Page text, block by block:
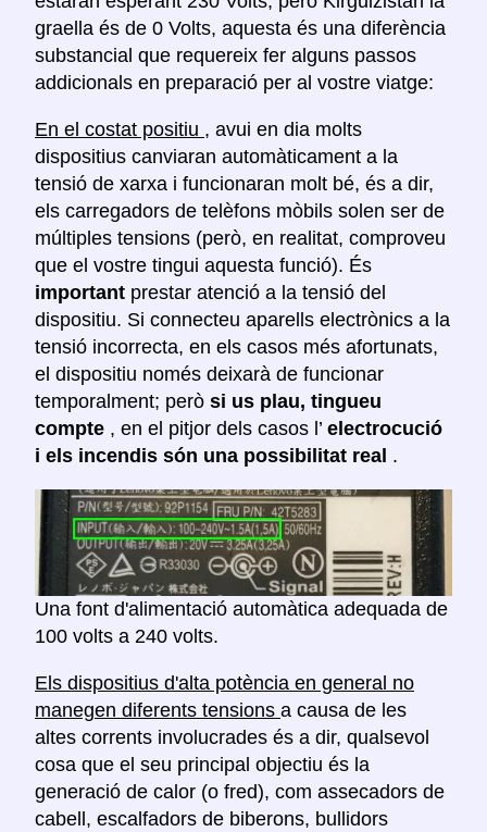
graella és de 0 Volts, aquesta és una diferència
substancial que requereix fer alguns passos
addicionals en preparació per al vostre viatge:
En el costat positiu , avui en dia molts
dispositius canviaran automàticament a la
tensió de xarxa i funcionaran molt bé, és a dir,
els carregadors de telèfons mòbils solen ser de
múltiples tensions (però, en realitat, comproveu
que el vostre tingui aquesta funció). És
important prestar atenció a la tensió del
dispositiu. Si connecteu aparells electrònics a la
tensió incorrecta, en els casos més afortunats,
el dispositiu només deixarà de funcionar
temporalment; però si us plau, tingueu
compte , en el pitjor dels casos l’ electrocució
i els incendis són una possibilitat real .
Una font d'alimentació automàtica adequada de
100 volts a 240 volts.
Els dispositius d'alta potència en general no
manegen diferents tensions a causa de les
altes corrents involucrades és a dir, qualsevol
cosa que el seu principal objectiu és la
generació de calor (o fred), com assecadors de
cabell, escalfadors de biberons, bullidors